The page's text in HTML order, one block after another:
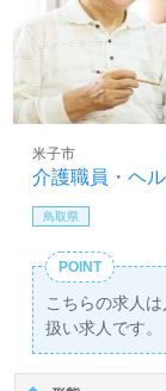
介護職員・ヘ
米子市
鳥取県
POINT
こちらの求人
扱い求人です。
詳細に関して
【無料】で皆